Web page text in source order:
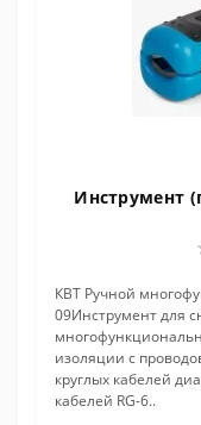
Инструмент
КВТ Ручной
09Инструмент для
изоляции с
круглых кабелей
кабелей RG-6..